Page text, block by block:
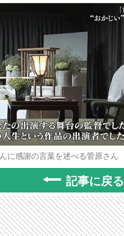
に感謝の言葉を述べる菅原さん
記事に戻る